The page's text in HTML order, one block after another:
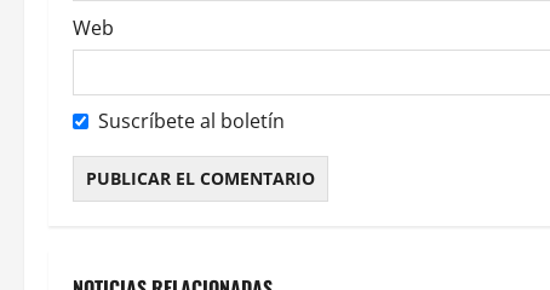
a
d
a
s
Web
Suscríbete al boletín